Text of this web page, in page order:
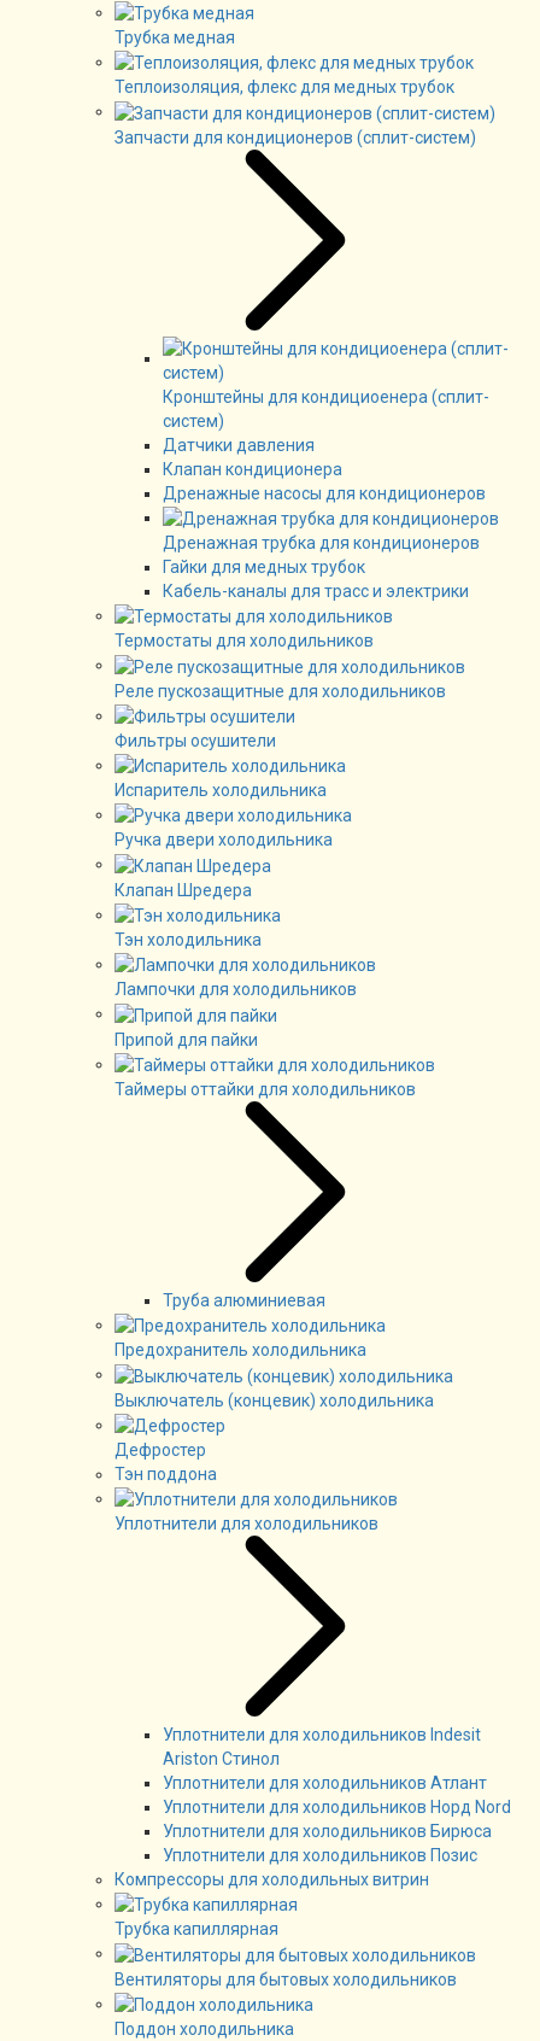
Трубка медная
Теплоизоляция, флекс для медных трубок
Запчасти для кондиционеров (сплит-систем)
Кронштейны для кондициоенера (сплит-
систем)
Датчики давления
Клапан кондиционера
Дренажные насосы для кондиционеров
Дренажная трубка для кондиционеров
Гайки для медных трубок
Кабель-каналы для трасс и электрики
Термостаты для холодильников
Реле пускозащитные для холодильников
Фильтры осушители
Испаритель холодильника
Ручка двери холодильника
Клапан Шредера
Тэн холодильника
Лампочки для холодильников
Припой для пайки
Таймеры оттайки для холодильников
Труба алюминиевая
Предохранитель холодильника
Выключатель (концевик) холодильника
Дефростер
Тэн поддона
Уплотнители для холодильников
Уплотнители для холодильников Indesit
Ariston Стинол
Уплотнители для холодильников Атлант
Уплотнители для холодильников Норд Nord
Уплотнители для холодильников Бирюса
Уплотнители для холодильников Позис
Компрессоры для холодильных витрин
Трубка капиллярная
Вентиляторы для бытовых холодильников
Поддон холодильника